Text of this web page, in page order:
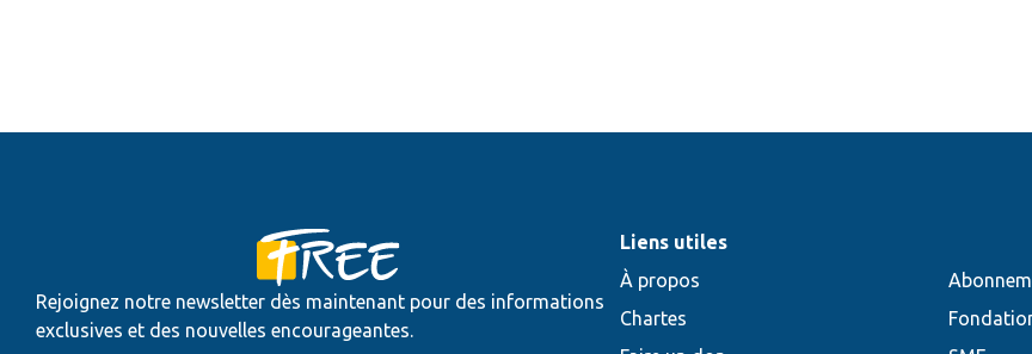
Rejoignez notre newsletter dès maintenant pour des informations
exclusives et des nouvelles encourageantes.
Liens utiles
À propos
Chartes